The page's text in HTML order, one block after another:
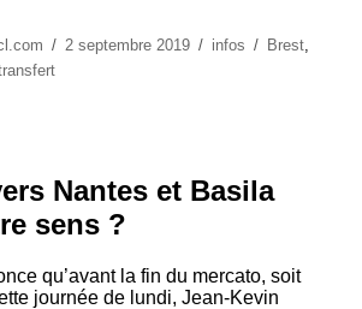
Publié
2 septembre 2019 Catégories
infos Étiquettes
Brest,
Nantes et Basila
sens ?
qu’avant la fin du mercato, soit
journée de lundi, Jean-Kevin